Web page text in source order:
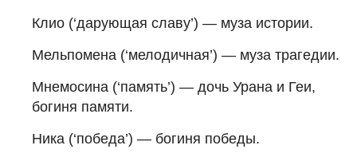
Клио (‘дарующая славу’) — муза истории.
Мельпомена (‘мелодичная’) — муза трагедии.
Мнемосина (‘память’) — дочь Урана и Геи,
богиня памяти.
Ника (‘победа’) — богиня победы.